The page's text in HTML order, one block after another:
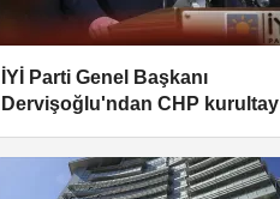
İYİ Parti Genel Başkanı
Dervişoğlu'ndan CHP kurultay